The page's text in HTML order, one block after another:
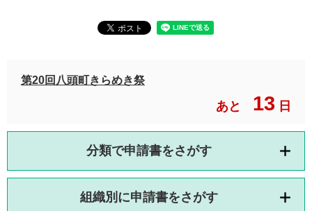
第20回八頭町きらめき祭
あと 13 日
分類で申請書をさがす
組織別に申請書をさがす